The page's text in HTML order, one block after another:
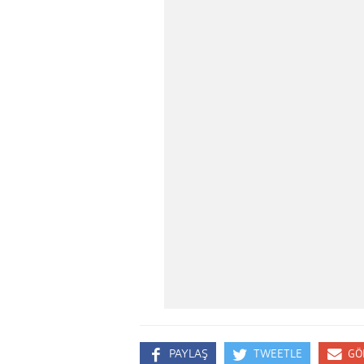
PAYLAŞ TWEETLE